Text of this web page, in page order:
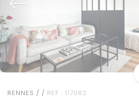
RENNES / / REF : 117082